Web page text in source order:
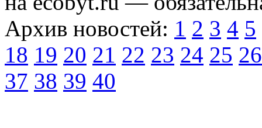
Архив новостей: 1 2 3 4 5
18 19 20 21 22 23 24 25 26
37 38 39 40